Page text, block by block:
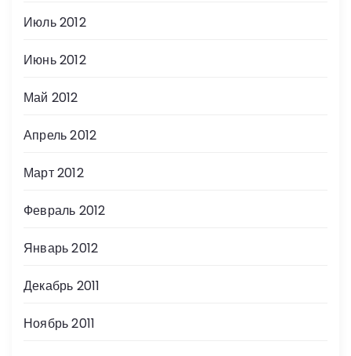
Июль 2012
Июнь 2012
Май 2012
Апрель 2012
Март 2012
Февраль 2012
Январь 2012
Декабрь 2011
Ноябрь 2011